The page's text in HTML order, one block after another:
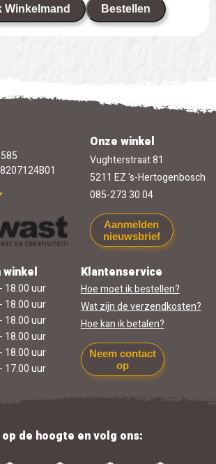
Winkelmand Bestellen
Onze winkel
Vughterstraat 81
5211 EZ 's-Hertogenbosch
085-273 30 04
Aanmelden
nieuwsbrief
18.00 uur
18.00 uur
18.00 uur
18.00 uur
18.00 uur
17.00 uur
Klantenservice
Hoe moet ik bestellen?
Wat zijn de verzendkosten?
Hoe kan ik betalen?
Neem contact
op
de hoogte en volg ons: